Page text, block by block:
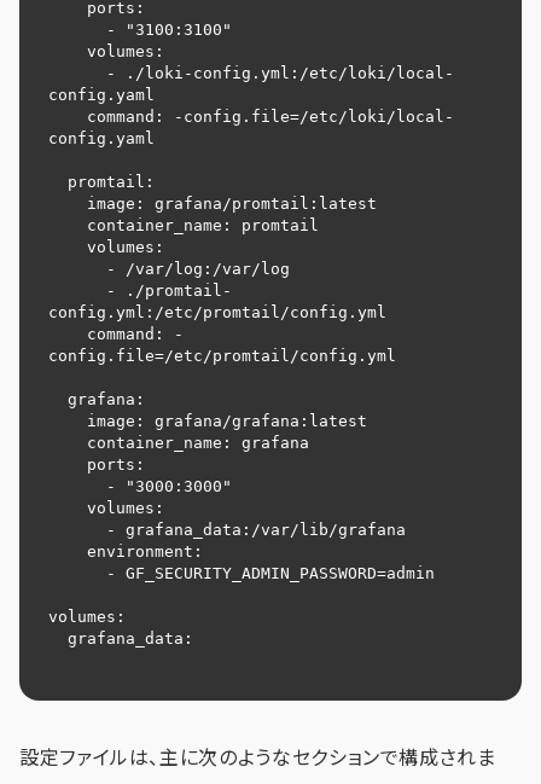
config.yaml
config.yaml
config.yml:/etc/promtail/config.yml
config.file=/etc/promtail/config.yml
volumes:
設定ファイルは、主に次のようなセクションで構成されま